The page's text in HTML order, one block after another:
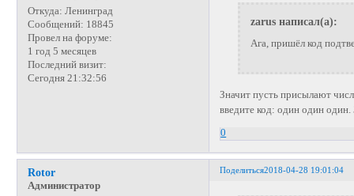
Откуда: Ленинград
Сообщений: 18845
Провел на форуме:
1 год 5 месяцев
Последний визит:
Сегодня 21:32:56
zarus написал(а):
Ага, пришёл код
Значит пусть присылают
введите код: один один
0
Поделиться2018-04-28 19:01:04
Rotor
Администратор